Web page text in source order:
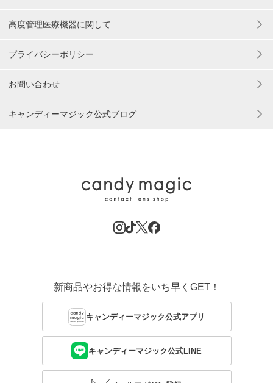
高度管理医療機器に関して
プライバシーポリシー
お問い合わせ
キャンディーマジック公式ブログ
新商品やお得な情報をいち早くGET！
キャンディーマジック公式アプリ
キャンディーマジック公式LINE